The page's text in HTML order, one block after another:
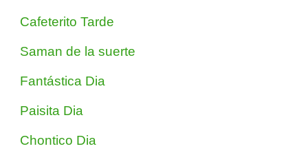
Cafeterito Tarde
Saman de la suerte
Fantástica Dia
Paisita Dia
Chontico Dia